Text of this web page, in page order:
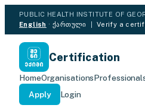
PUBLIC HEALTH INSTITUTE OF
English ·ქართული Verify a
Certification
HomeOrganisations
Apply
Login